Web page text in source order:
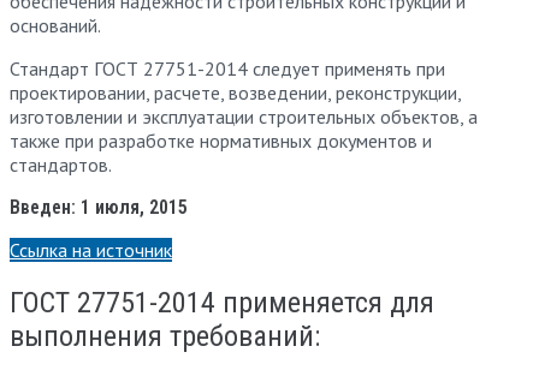
оснований.
Стандарт ГОСТ 27751-2014 следует применять при
проектировании, расчете, возведении, реконструкции,
изготовлении и эксплуатации строительных объектов, а
также при разработке нормативных документов и
стандартов.
Введен: 1 июля, 2015
Ссылка на источник
ГОСТ 27751-2014 применяется для
выполнения требований: